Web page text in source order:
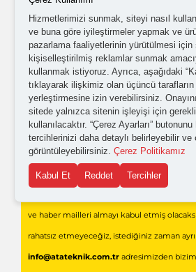
Kişisel verilerimin işlenmesine
açık rıza metni'ni okudum,
Gönder
ve haber mailleri almayı kabul etmiş
rahatsız etmeyeceğiz, istediğiniz zaman
info@atateknik.com.tradresimizden
Hizmetlerimizi sunmak, siteyi nasıl
ve buna göre iyileştirmeler yapmak ve
pazarlama faaliyetlerinin yürütülmesi için
kişiselleştirilmiş reklamlar sunmak
kullanmak istiyoruz. Ayrıca, aşağıdaki
tıklayarak ilişkimiz olan üçüncü tarafların
yerleştirmesine izin verebilirsiniz.
sitede yalnızca sitenin işleyişi için
kullanılacaktır. “Çerez Ayarları”
tercihlerinizi daha detaylı belirleyebilir ve
görüntüleyebilirsiniz. Çerez Politikamız
Kabul Et Reddet Tercihler